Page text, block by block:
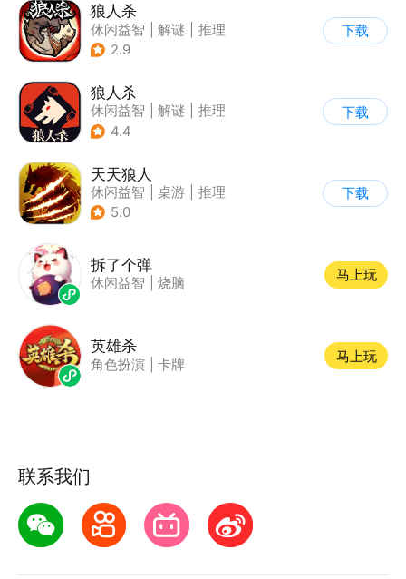
狼人杀
休闲益智 解谜
推理
| 狼人杀
2.9
下载
狼人杀
休闲益智 解谜
推理
| 狼人杀
4.4
下载
天天狼人
休闲益智 桌游
推理
| 狼人杀
5.0
下载
拆了个弹
休闲益智 烧脑
马上玩
英雄杀
角色扮演 卡牌
马上玩
联系我们